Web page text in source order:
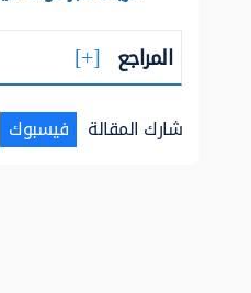
المراجع
شارك المقالة فيسبوك